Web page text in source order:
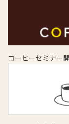
コーヒーセミナー